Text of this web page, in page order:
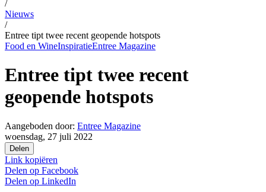
/
Nieuws
/
Entree tipt twee recent geopende hotspots
Food en WineInspiratieEntree Magazine
Entree tipt twee recent
geopende hotspots
Aangeboden door: Entree Magazine
woensdag, 27 juli 2022
Delen
Link kopiëren
Delen op Facebook
Delen op LinkedIn